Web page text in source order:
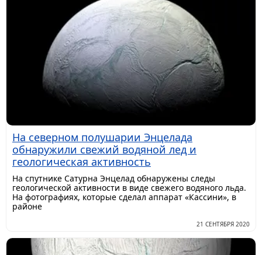
На северном полушарии Энцелада
обнаружили свежий водяной лед и
геологическая активность
На спутнике Сатурна Энцелад обнаружены следы
геологической активности в виде свежего водяного льда.
На фотографиях, которые сделал аппарат «Кассини», в
районе
21 СЕНТЯБРЯ 2020